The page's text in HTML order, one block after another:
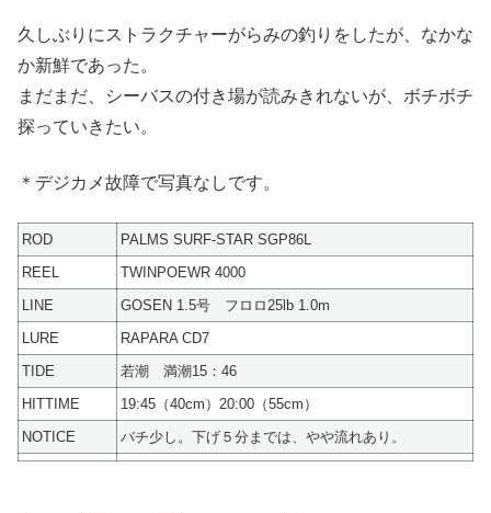
久しぶりにストラクチャーがらみの釣りをしたが、なかな
か新鮮であった。
まだまだ、シーバスの付き場が読みきれないが、ボチボチ
探っていきたい。
＊デジカメ故障で写真なしです。
ROD
PALMS SURF-STAR SGP86L
REEL
TWINPOEWR 4000
LINE
GOSEN 1.5号 フロロ25lb 1.0m
LURE
RAPARA CD7
TIDE
若潮 満潮15：46
HITTIME
19:45（40cm）20:00（55cm）
NOTICE
バチ少し。下げ５分までは、やや流れあり。